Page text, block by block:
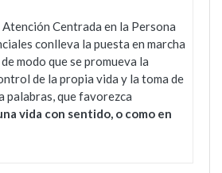
Centrada en la Persona
conlleva la puesta en marcha
modo que se promueva la
de la propia vida y la toma de
palabras, que favorezca
vida con sentido, o como en